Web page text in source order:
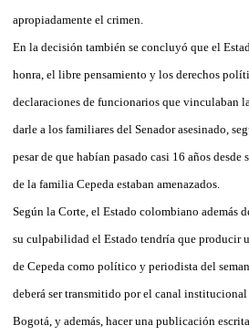
apropiadamente el crimen.
En la decisión también se concluyó que el
honra, el libre pensamiento y los derechos
declaraciones de funcionarios que vinculaban
darle a los familiares del Senador asesinado,
pesar de que habían pasado casi 16 años desde
de la familia Cepeda estaban amenazados.
Según la Corte, el Estado colombiano además
su culpabilidad el Estado tendría que producir
de Cepeda como político y periodista del
deberá ser transmitido por el canal
Bogotá, y además, hacer una publicación